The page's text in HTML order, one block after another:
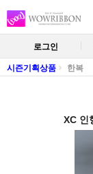
로그인
시즌기획상품 한복
XC 인